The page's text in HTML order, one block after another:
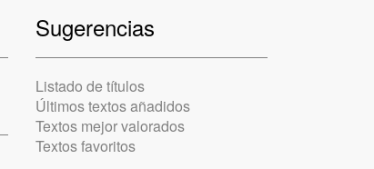
Sugerencias
Listado de títulos
Últimos textos añadidos
Textos mejor valorados
Textos favoritos